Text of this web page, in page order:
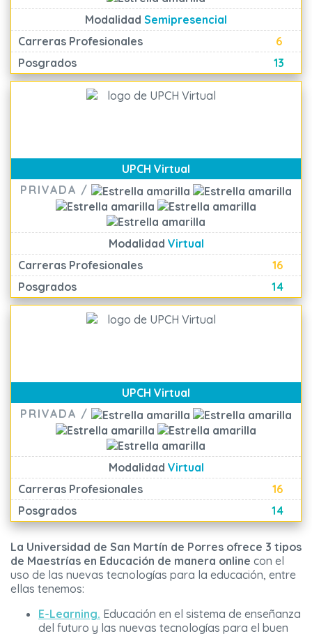
Modalidad Semipresencial
Carreras Profesionales
6
Posgrados
13
UPCH Virtual
PRIVADA /
Modalidad Virtual
Carreras Profesionales
16
Posgrados
14
UPCH Virtual
PRIVADA /
Modalidad Virtual
Carreras Profesionales
16
Posgrados
14
La Universidad de San Martín de Porres ofrece 3 tipos
de Maestrías en Educación de manera online con el
uso de las nuevas tecnologías para la educación, entre
ellas tenemos:
E-Learning. Educación en el sistema de enseñanza
del futuro y las nuevas tecnologías para el buen